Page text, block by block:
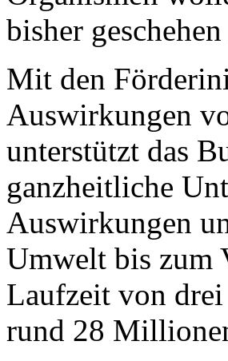
bisher
Mit den
Auswirkungen
unterstützt das
ganzheitliche
Auswirkungen
Umwelt bis zum
Laufzeit von
rund 28